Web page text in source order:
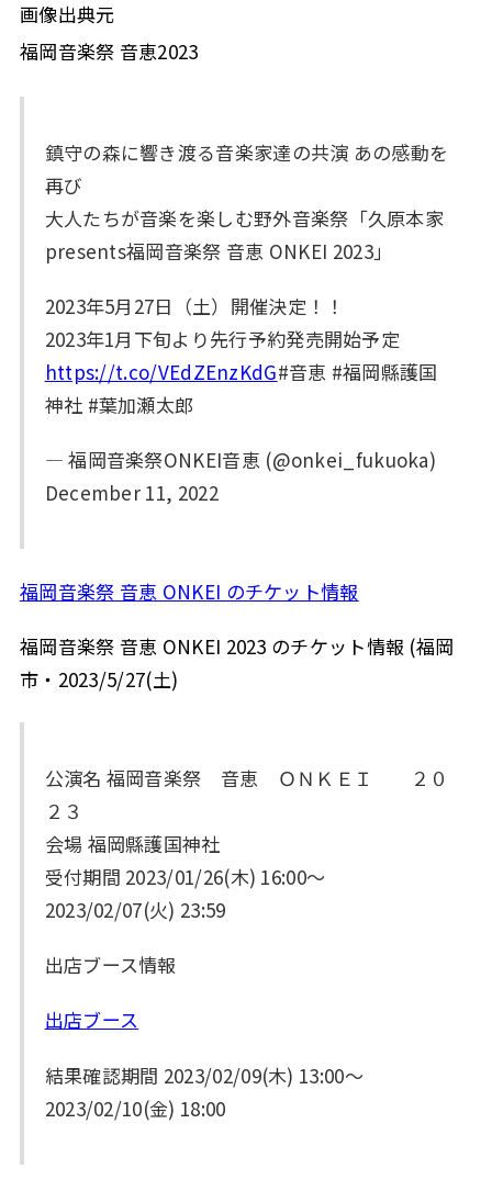
画像出典元
福岡音楽祭 音恵2023
鎮守の森に響き渡る音楽家達の共演 あの感動を
再び
大人たちが音楽を楽しむ野外音楽祭「久原本家
presents福岡音楽祭 音恵 ONKEI 2023」
2023年5月27日（土）開催決定！！
2023年1月下旬より先行予約発売開始予定
https://t.co/VEdZEnzKdG#音恵 #福岡縣護国
神社 #葉加瀬太郎
— 福岡音楽祭ONKEI音恵 (@onkei_fukuoka)
December 11, 2022
福岡音楽祭 音恵 ONKEI のチケット情報
福岡音楽祭 音恵 ONKEI 2023 のチケット情報 (福岡
市・2023/5/27(土)
公演名 福岡音楽祭 音恵 ＯＮＫＥＩ ２０
２３
会場 福岡縣護国神社
受付期間 2023/01/26(木) 16:00～
2023/02/07(火) 23:59
出店ブース情報
出店ブース
結果確認期間 2023/02/09(木) 13:00～
2023/02/10(金) 18:00